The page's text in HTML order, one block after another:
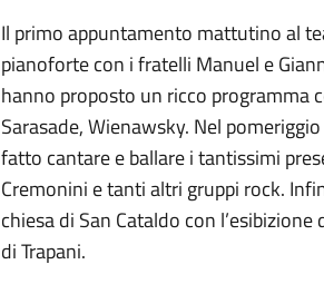
Il primo appuntamento mattutino al
pianoforte con i fratelli Manuel e
hanno proposto un ricco programma
Sarasade, Wienawsky. Nel
fatto cantare e ballare i tantissimi
Cremonini e tanti altri gruppi rock.
chiesa di San Cataldo con
di Trapani.